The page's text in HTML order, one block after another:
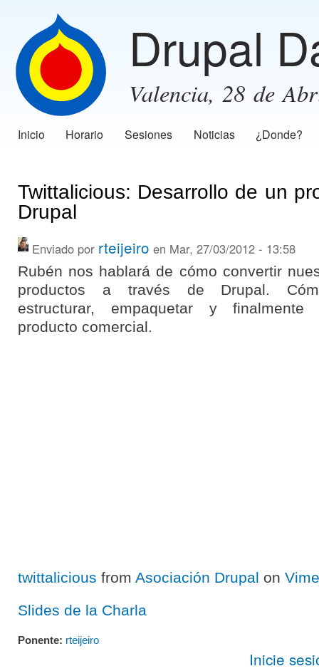
Drupal
Valencia, 28 de
Inicio Horario Sesiones Noticias ¿Donde?
Twittalicious: Desarrollo de un
Drupal
Enviado por rteijeiro en Mar, 27/03/2012 - 13:58
Rubén nos hablará de cómo convertir
productos a través de Drupal.
estructurar, empaquetar y finalmente
producto comercial.
twittalicious from Asociación Drupal on
Slides de la Charla
Ponente: rteijeiro
Inicie